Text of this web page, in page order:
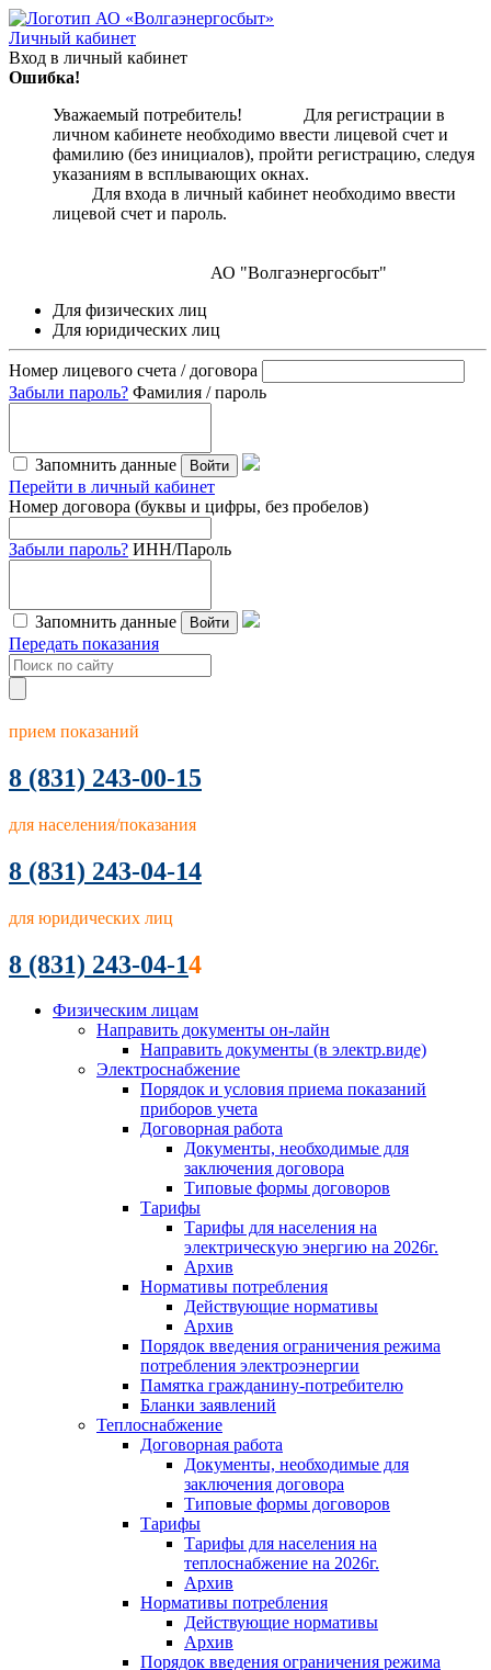
Личный кабинет
Вход в личный кабинет
Ошибка!
Уважаемый потребитель! Для регистрации в
личном кабинете необходимо ввести лицевой счет и
фамилию (без инициалов), пройти регистрацию, следуя
указаниям в всплывающих окнах.
Для входа в личный кабинет необходимо ввести
лицевой счет и пароль.
АО "Волгаэнергосбыт"
Для физических лиц
Для юридических лиц
Номер лицевого счета / договора
Забыли пароль? Фамилия / пароль
Запомнить данные Войти
Перейти в личный кабинет
Номер договора (буквы и цифры, без пробелов)
Забыли пароль? ИНН/Пароль
Запомнить данные Войти
Передать показания
прием показаний
8 (831) 243-00-15
для населения/показания
8 (831) 243-04-14
для юридических лиц
8 (831) 243-04-14
Физическим лицам
Направить документы он-лайн
Направить документы (в электр.виде)
Электроснабжение
Порядок и условия приема показаний
приборов учета
Договорная работа
Документы, необходимые для
заключения договора
Типовые формы договоров
Тарифы
Тарифы для населения на
электрическую энергию на 2026г.
Архив
Нормативы потребления
Действующие нормативы
Архив
Порядок введения ограничения режима
потребления электроэнергии
Памятка гражданину-потребителю
Бланки заявлений
Теплоснабжение
Договорная работа
Документы, необходимые для
заключения договора
Типовые формы договоров
Тарифы
Тарифы для населения на
теплоснабжение на 2026г.
Архив
Нормативы потребления
Действующие нормативы
Архив
Порядок введения ограничения режима